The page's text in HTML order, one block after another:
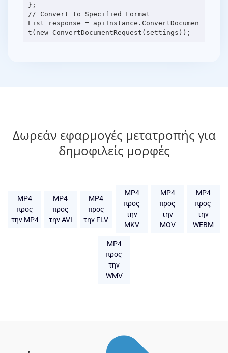
};
// Convert to Specified Format
List response = apiInstance.ConvertDocumen
Δωρεάν εφαρμογές μετατροπής για
δημοφιλείς μορφές
MP4
προς
την MP4
MP4
προς
την AVI
MP4
προς
την FLV
MP4
προς
την
MKV
MP4
προς
την
MOV
MP4
προς
την
WEBM
MP4
προς
την
WMV